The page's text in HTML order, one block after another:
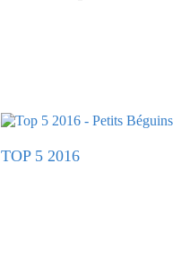
TOP 5 2016